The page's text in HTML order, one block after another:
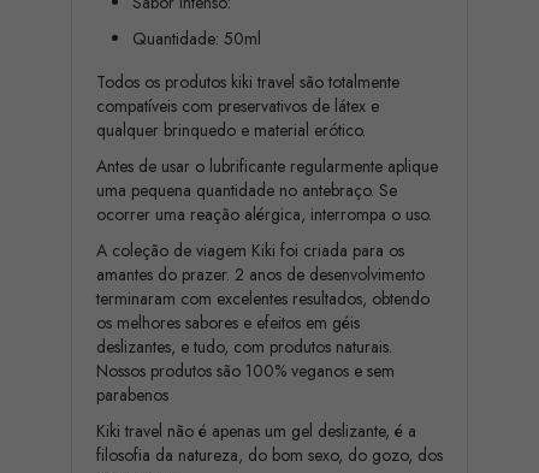
Quantidade: 50ml
Todos os produtos kiki travel são totalmente
compatíveis com preservativos de látex e
qualquer brinquedo e material erótico.
Antes de usar o lubrificante regularmente aplique
uma pequena quantidade no antebraço. Se
ocorrer uma reação alérgica, interrompa o uso.
A coleção de viagem Kiki foi criada para os
amantes do prazer. 2 anos de desenvolvimento
terminaram com excelentes resultados, obtendo
os melhores sabores e efeitos em géis
deslizantes, e tudo, com produtos naturais.
Nossos produtos são 100% veganos e sem
parabenos
Kiki travel não é apenas um gel deslizante, é a
filosofia da natureza, do bom sexo, do gozo, dos